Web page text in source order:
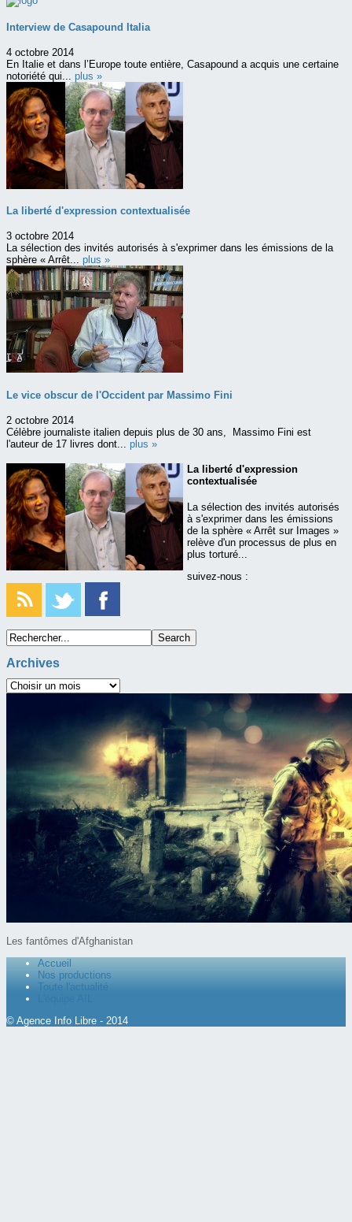
Interview de Casapound Italia
4 octobre 2014
En Italie et dans l’Europe toute entière, Casapound a acquis une certaine
notoriété qui... plus »
La liberté d'expression contextualisée
3 octobre 2014
La sélection des invités autorisés à s'exprimer dans les émissions de la
sphère « Arrêt... plus »
Le vice obscur de l'Occident par Massimo Fini
2 octobre 2014
Célèbre journaliste italien depuis plus de 30 ans, Massimo Fini est
l'auteur de 17 livres dont... plus »
La liberté d'expression
contextualisée
La sélection des invités autorisés
à s'exprimer dans les émissions
de la sphère « Arrêt sur Images »
relève d'un processus de plus en
plus torturé...
suivez-nous :
Archives
Les fantômes d'Afghanistan
Accueil
Nos productions
Toute l'actualité
© Agence Info Libre - 2014